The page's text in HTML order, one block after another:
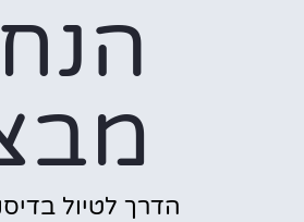
הדרך לטיול